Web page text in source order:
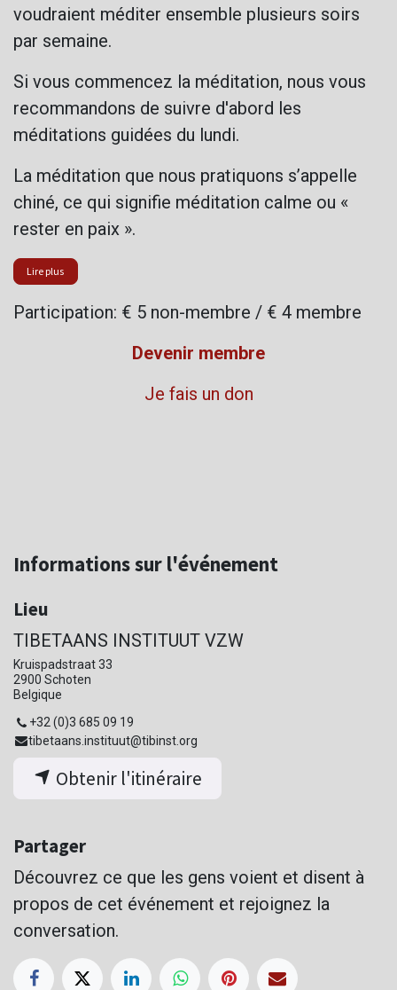
voudraient méditer ensemble plusieurs soirs
par semaine.
Si vous commencez la méditation, nous vous
recommandons de suivre d'abord les
méditations guidées du lundi.
La méditation que nous pratiquons s’appelle
chiné, ce qui signifie méditation calme ou «
rester en paix ».
Lire plus
Participation: € 5 non-membre / € 4 membre
Devenir membre
Je fais un don
Informations sur l'événement
Lieu
TIBETAANS INSTITUUT VZW
Kruispadstraat 33
2900 Schoten
Belgique
+32 (0)3 685 09 19
tibetaans.instituut@tibinst.org
Obtenir l'itinéraire
Partager
Découvrez ce que les gens voient et disent à
propos de cet événement et rejoignez la
conversation.